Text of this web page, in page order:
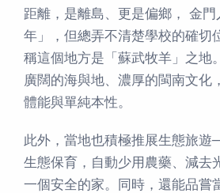
距離，是離島、更是偏鄉， 金門
年」，但總弄不清楚學校的確切
稱這個地方是「蘇武牧羊」之地
廣闊的海與地、濃厚的閩南文化
體能與單純本性。
此外，當地也積極推展生態旅遊
生態保育，自動少用農藥、減去
一個安全的家。同時，還能品嘗